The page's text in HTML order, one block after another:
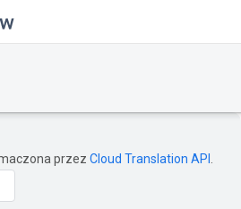
przez Cloud Translation API